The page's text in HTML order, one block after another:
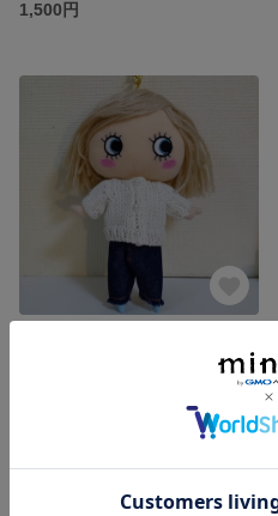
1,500円